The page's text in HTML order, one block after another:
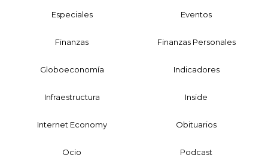
Especiales Eventos
Finanzas Finanzas Personales
Globoeconomía Indicadores
Infraestructura Inside
Internet Economy Obituarios
Ocio Podcast